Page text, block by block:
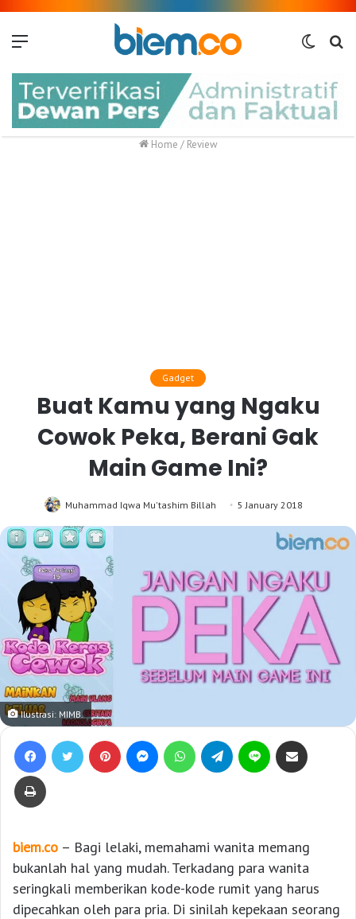
Switch
Home / Review
Gadget
Buat Kamu yang Ngaku
Cowok Peka, Berani Gak
Main Game Ini?
Muhammad Iqwa Mu'tashim Billah 5 January 2018
Ilustrasi: MIMB.
biem.co – Bagi lelaki, memahami wanita memang
bukanlah hal yang mudah. Terkadang para wanita
seringkali memberikan kode-kode rumit yang harus
dipecahkan oleh para pria. Di sinilah kepekaan seorang